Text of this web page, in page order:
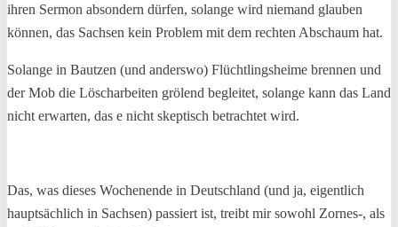
ihren Sermon absondern dürfen, solange wird niemand glauben
können, das Sachsen kein Problem mit dem rechten Abschaum hat.
Solange in Bautzen (und anderswo) Flüchtlingsheime brennen und
der Mob die Löscharbeiten grölend begleitet, solange kann das Land
nicht erwarten, das e nicht skeptisch betrachtet wird.
Das, was dieses Wochenende in Deutschland (und ja, eigentlich
hauptsächlich in Sachsen) passiert ist, treibt mir sowohl Zornes-, als